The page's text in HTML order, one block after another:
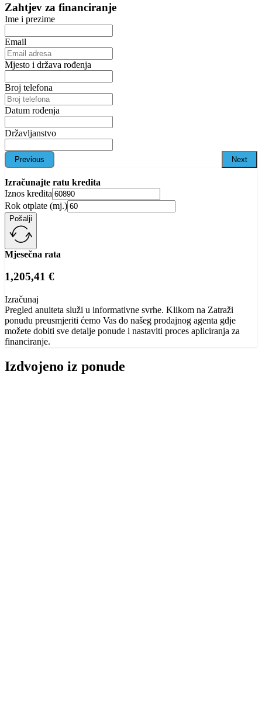
Zahtjev za financiranje
Ime i prezime
Email
Mjesto i država rođenja
Broj telefona
Datum rođenja
Državljanstvo
Previous Next
Izračunajte ratu kredita
Iznos kredita
Rok otplate (mj.)
Pošalji
Mjesečna rata
1,205,41 €
Izračunaj
Pregled anuiteta služi u informativne svrhe. Klikom na Zatraži
ponudu preusmjeriti ćemo Vas do našeg prodajnog agenta gdje
možete dobiti sve detalje ponude i nastaviti proces apliciranja za
financiranje.
Izdvojeno iz ponude